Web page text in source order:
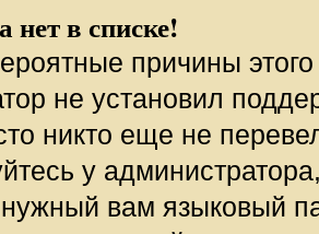
в списке!
причины этого
не установил
никто еще не
у
вам языковый